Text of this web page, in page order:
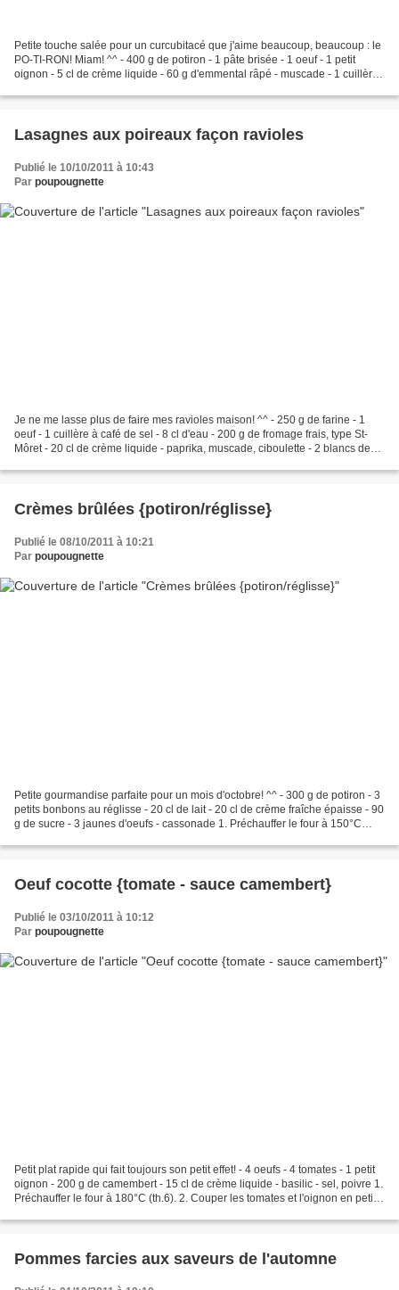
Petite touche salée pour un curcubitacé que j'aime beaucoup, beaucoup : le
PO-TI-RON! Miam! ^^ - 400 g de potiron - 1 pâte brisée - 1 oeuf - 1 petit
oignon - 5 cl de crème liquide - 60 g d'emmental râpé - muscade - 1 cuillère
Lasagnes aux poireaux façon ravioles
Publié le 10/10/2011 à 10:43
Par poupougnette
Je ne me lasse plus de faire mes ravioles maison! ^^ - 250 g de farine - 1
oeuf - 1 cuillère à café de sel - 8 cl d'eau - 200 g de fromage frais, type St-
Môret - 20 cl de crème liquide - paprika, muscade, ciboulette - 2 blancs de
Crèmes brûlées {potiron/réglisse}
Publié le 08/10/2011 à 10:21
Par poupougnette
Petite gourmandise parfaite pour un mois d'octobre! ^^ - 300 g de potiron - 3
petits bonbons au réglisse - 20 cl de lait - 20 cl de crème fraîche épaisse - 90
g de sucre - 3 jaunes d'oeufs - cassonade 1. Préchauffer le four à 150°C
Oeuf cocotte {tomate - sauce camembert}
Publié le 03/10/2011 à 10:12
Par poupougnette
Petit plat rapide qui fait toujours son petit effet! - 4 oeufs - 4 tomates - 1 petit
oignon - 200 g de camembert - 15 cl de crème liquide - basilic - sel, poivre 1.
Préchauffer le four à 180°C (th.6). 2. Couper les tomates et l'oignon en petits
Pommes farcies aux saveurs de l'automne